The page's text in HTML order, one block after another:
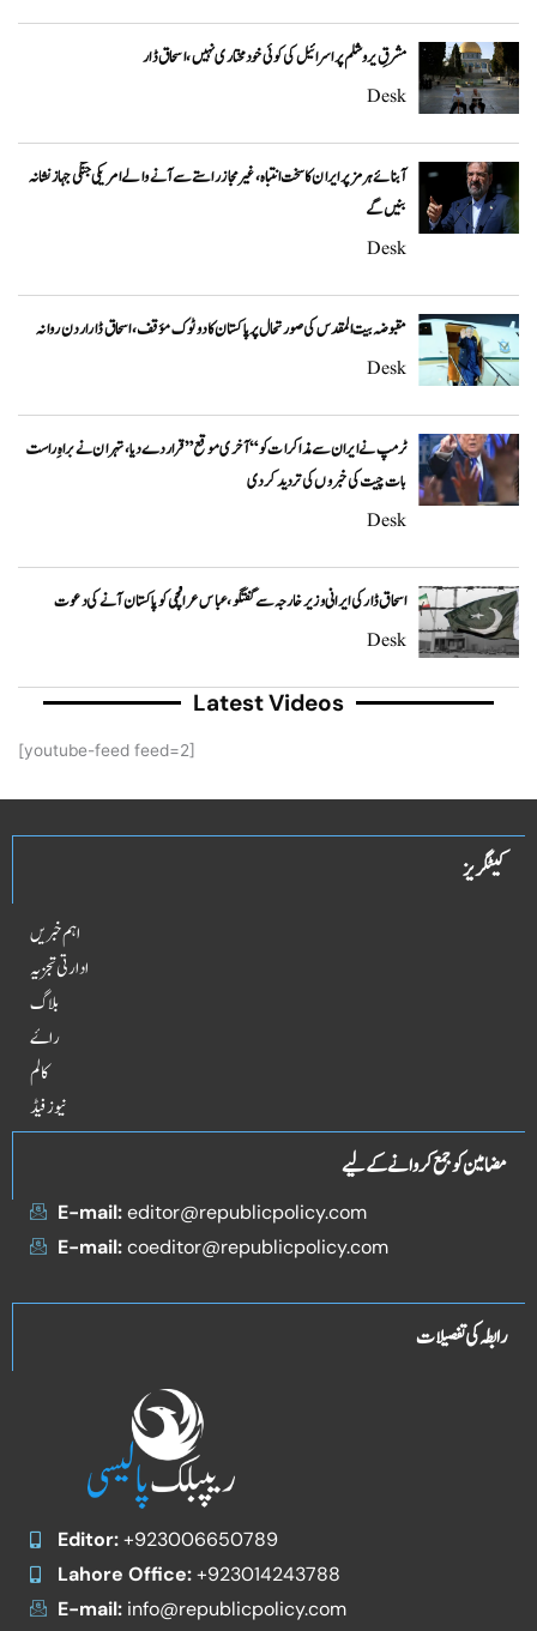
مشرقِ یروشلم پر اسرائیل کی کوئی خودمختاری نہیں، اسحاق ڈار
Desk
آبنائے ہرمز پر ایران کا سخت انتباہ، غیر مجاز راستے سے آنے والے امریکی جنگی جہاز نشانہ
بنیں گے
Desk
مقبوضہ بیت المقدس کی صورتحال پر پاکستان کا دوٹوک مؤقف، اسحاق ڈار اردن روانہ
Desk
ٹرمپ نے ایران سے مذاکرات کو “آخری موقع” قرار دے دیا، تہران نے براہِ راست
بات چیت کی خبروں کی تردید کر دی
Desk
اسحاق ڈار کی ایرانی وزیر خارجہ سے گفتگو، عباس عراقچی کو پاکستان آنے کی دعوت
Desk
Latest Videos
[youtube-feed feed=2]
کیٹگریز
اہم خبریں
ادارتی تجزیہ
بلاگ
راۓ
کالم
نیوز فیڈ
مضامین کو جمع کروانے کے لیے
E-mail:editor@republicpolicy.com
E-mail:coeditor@republicpolicy.com
رابطہ کی تفصیلات
Editor:+923006650789
Lahore Office:+923014243788
E-mail:info@republicpolicy.com